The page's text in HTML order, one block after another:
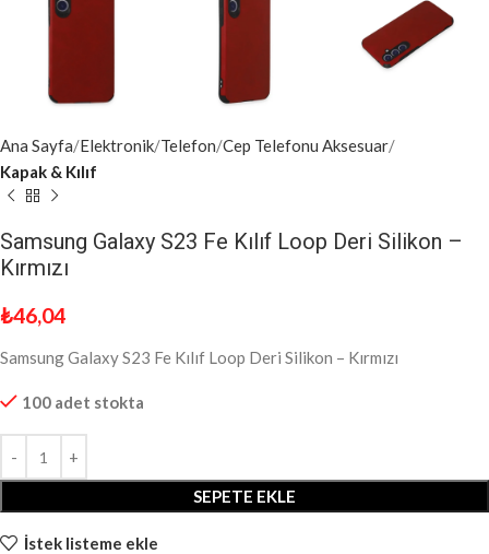
Ana Sayfa Elektronik Telefon Cep Telefonu Aksesuar
Kapak & Kılıf
Samsung Galaxy S23 Fe Kılıf Loop Deri Silikon –
Kırmızı
₺46,04
Samsung Galaxy S23 Fe Kılıf Loop Deri Silikon – Kırmızı
100 adet stokta
SEPETE EKLE
İstek listeme ekle